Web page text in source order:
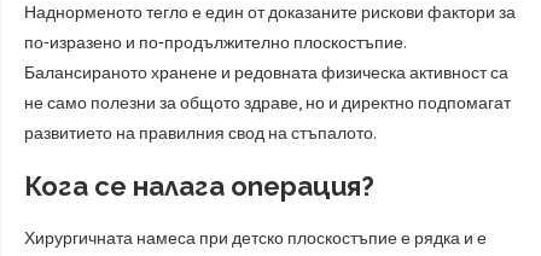
Наднорменото тегло е един от доказаните рискови фактори за
по-изразено и по-продължително плоскостъпие.
Балансираното хранене и редовната физическа активност са
не само полезни за общото здраве, но и директно подпомагат
развитието на правилния свод на стъпалото.
Кога се налага операция?
Хирургичната намеса при детско плоскостъпие е рядка и е